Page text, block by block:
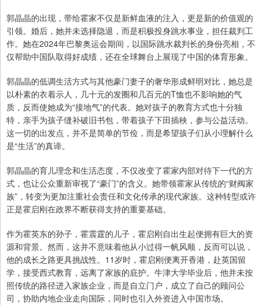
郭晶晶的出现，带给霍家不仅是新鲜血液的注入，更是新的价值观的
引领。婚后，她并未选择隐退，而是积极投身跳水事业，担任裁判工
作。她在2024年巴黎奥运会期间，以国际跳水裁判长的身份亮相，不
仅帮助中国队取得好成绩，还在全球舞台上展现了中国的体育形象。
郭晶晶的低调生活方式与其他豪门妻子的奢华形成鲜明对比，她总是
以朴素的衣着示人，几十元的发圈和几百元的T恤也不影响她的气
质，反而使她成为“接地气”的代表。她对孩子的教育方式也十分独
特，亲手为孩子缝补破旧书包，带着孩子下田插秧，参与公益活动。
这一切的出发点，并不是简单的节俭，而是希望孩子们从小理解什么
是“生活”的真谛。
郭晶晶的育儿理念和生活态度，不仅改变了霍家内部对待下一代的方
式，也让公众重新审视了“豪门”的含义。她带领霍家从传统的“财阀家
族”，转变为更加注重社会责任和文化传承的现代家族。这种转型或许
正是霍启刚在政界不断获得支持的重要基础。
作为霍英东的孙子，霍震霆的儿子，霍启刚自出生起便拥有巨大的资
源和背景。然而，这并不意味着他从小过得一帆风顺，反而可以说，
他的成长之路更具挑战性。11岁时，霍启刚便离开香港，赴英国留
学，接受西式教育，远离了家族的庇护。牛津大学毕业后，他并未按
照传统的路径进入家族企业，而是自立门户，成立了自己的顾问公
司，协助内地企业走向国际，同时也引入外资进入中国市场。